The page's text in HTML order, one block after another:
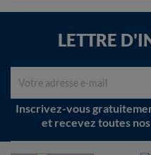
LETTRE
Inscrivez-vous
et recevez toutes